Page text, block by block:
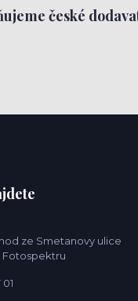
české
ze Smetanovy ulice